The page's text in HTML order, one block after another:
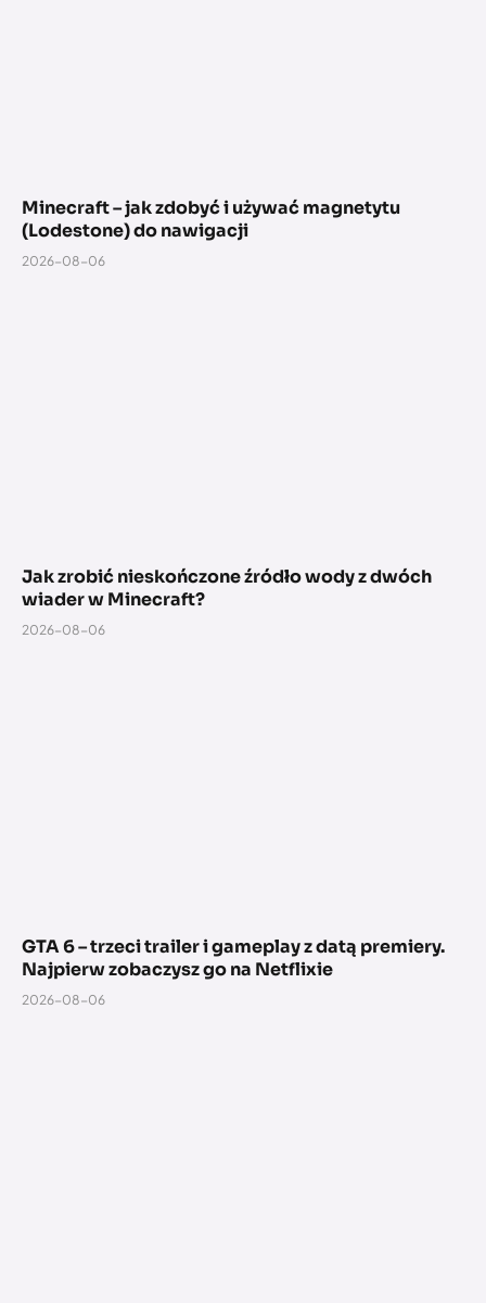
Minecraft – jak zdobyć i używać magnetytu
(Lodestone) do nawigacji
2026-08-06
Jak zrobić nieskończone źródło wody z dwóch
wiader w Minecraft?
2026-08-06
GTA 6 – trzeci trailer i gameplay z datą premiery.
Najpierw zobaczysz go na Netflixie
2026-08-06